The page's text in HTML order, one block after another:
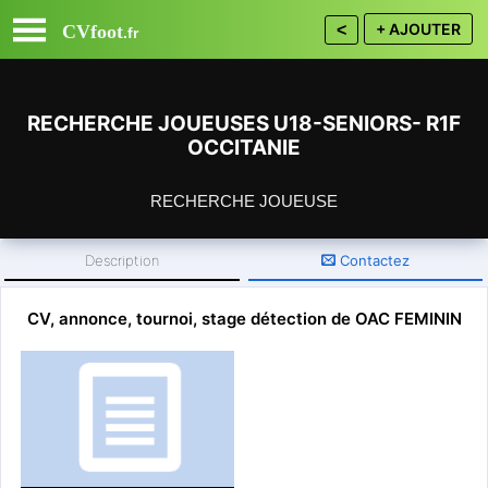
CVfoot.fr + AJOUTER
<
RECHERCHE JOUEUSES U18-SENIORS- R1F
OCCITANIE
RECHERCHE JOUEUSE
Description Contactez
Département : 30 - Gard
OLYMPIQUE ALES EN CEVENNES
Recherche joueuses niveau R1 ou supérieur (ou bon niveau
R2) pour venir compléter l’effectif de leur équipe 1 évoluant en
R1 OCCITANIE (championnat saison 2022-2023 étendu sur
les deux anciennes régions LR et MP)
Inscrivez vous gratuitement ouconnectez vous
pour CONTACTER.
CV, annonce, tournoi, stage détection de OAC FEMININ